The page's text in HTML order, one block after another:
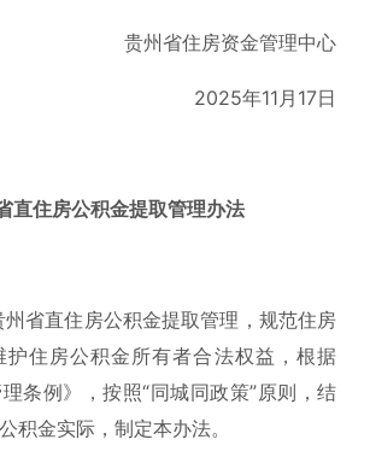
贵州省住房资金管理中心
2025年11月17日
直住房公积金提取管理办法
省直住房公积金提取管理，规范住房
护住房公积金所有者合法权益，根据
理条例》，按照“同城同政策”原则，结
积金实际，制定本办法。